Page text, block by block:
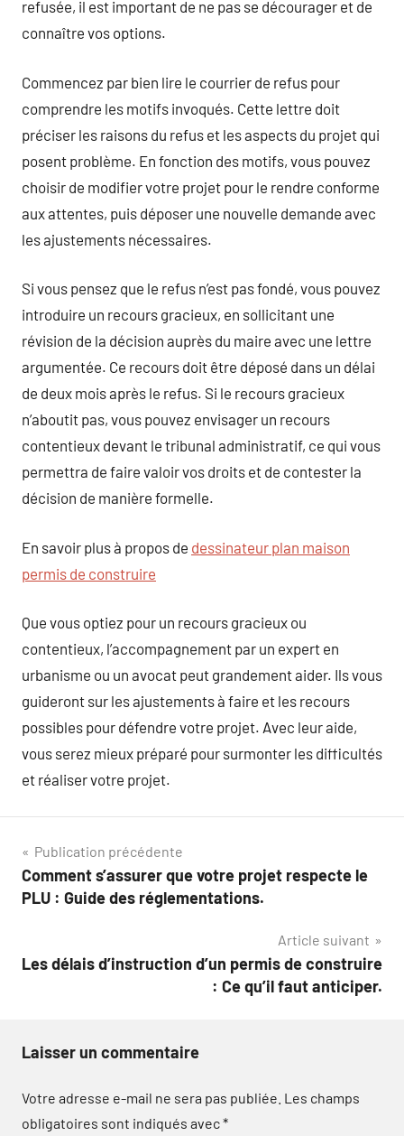
refusée, il est important de ne pas se décourager et de
connaître vos options.
Commencez par bien lire le courrier de refus pour
comprendre les motifs invoqués. Cette lettre doit
préciser les raisons du refus et les aspects du projet qui
posent problème. En fonction des motifs, vous pouvez
choisir de modifier votre projet pour le rendre conforme
aux attentes, puis déposer une nouvelle demande avec
les ajustements nécessaires.
Si vous pensez que le refus n’est pas fondé, vous pouvez
introduire un recours gracieux, en sollicitant une
révision de la décision auprès du maire avec une lettre
argumentée. Ce recours doit être déposé dans un délai
de deux mois après le refus. Si le recours gracieux
n’aboutit pas, vous pouvez envisager un recours
contentieux devant le tribunal administratif, ce qui vous
permettra de faire valoir vos droits et de contester la
décision de manière formelle.
En savoir plus à propos de dessinateur plan maison
permis de construire
Que vous optiez pour un recours gracieux ou
contentieux, l’accompagnement par un expert en
urbanisme ou un avocat peut grandement aider. Ils vous
guideront sur les ajustements à faire et les recours
possibles pour défendre votre projet. Avec leur aide,
vous serez mieux préparé pour surmonter les difficultés
et réaliser votre projet.
Navigation
de
Publication précédente
Comment s’assurer que votre projet respecte le
PLU : Guide des réglementations.
Article suivant
Les délais d’instruction d’un permis de construire
: Ce qu’il faut anticiper.
Laisser un commentaire
Votre adresse e-mail ne sera pas publiée. Les champs
obligatoires sont indiqués avec*